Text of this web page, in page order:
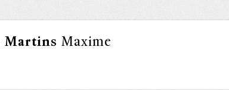
Martins Maxime